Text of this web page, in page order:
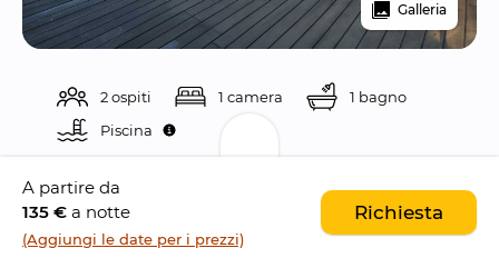
Galleria
2 ospiti 1 camera
1 bagno
Piscina
Descrizione
A partire da
135 € a notte
(Aggiungi le date per i prezzi)
Richiesta